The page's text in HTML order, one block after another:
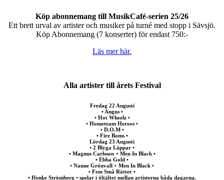
Köp abonnemang till MusikCafé-serien 25/26
Ett brett urval av artister och musiker på turné med stopp i Sävsjö.
Köp Abonnemang (7 konserter) för endast 750:-
Läs mer här.
Alla artister till årets Festival
Fredag 22 Augusti
• Angus •
• Hot Wheelz •
• Hometeam Heroes •
• D.O.M •
• Fire Boms •
Lördag 23 Augusti
• 2 Blyga Läppar •
• Magnus Carlsson + Men In Black •
• Ebba Gold •
• Nanne Grönvall + Men In Black •
• Fem Små Rätter •
• Henke Strömberg • spelar i öltältet mellan artisterna båda dagarna.